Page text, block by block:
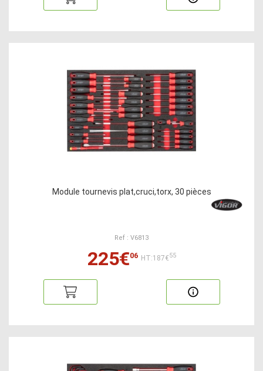
Module tournevis plat,cruci,torx, 30 pièces
Ref : V6813
225€06 HT:187€55